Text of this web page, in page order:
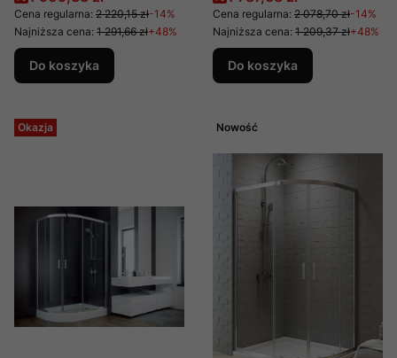
x 185 szkło grafitowe
Cena regularna: 2 220,15 zł-14%
Najniższa cena: 1 291,66 zł+48%
Do koszyka
x 185 szkło mrożone
Cena regularna: 2 078,70 zł-14%
Najniższa cena: 1 209,37 zł+48%
Do koszyka
Okazja Nowość